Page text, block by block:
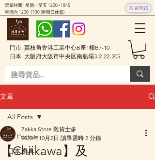
門市: 荔枝角香港工業中心B座1樓B7-10
日本: 大阪府大阪市中央区南船場3-2-22-205
營業時間 : 星期一至五 1200~1845
星期六 1200-1730(星期日休息)
常見問題
文章
All Posts
日本廚具
All Posts
【Chiikawa】及
Zakka Store 雜貨士多
2025年10月2日 讀畢需時 2 分鐘